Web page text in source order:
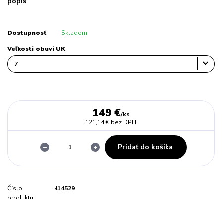
Dostupnosť Skladom
Veľkosti obuvi UK
149 €/ks
121,14 € bez DPH
Pridať do košíka
Číslo
414529